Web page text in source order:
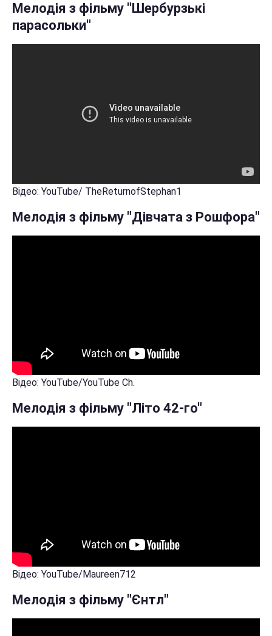
Мелодія з фільму "Шербурзькі
парасольки"
Відео: YouTube/ TheReturnofStephan1
Мелодія з фільму "Дівчата з Рошфора"
Відео: YouTube/YouTube Ch.
Мелодія з фільму "Літо 42-го"
Відео: YouTube/Maureen712
Мелодія з фільму "Єнтл"